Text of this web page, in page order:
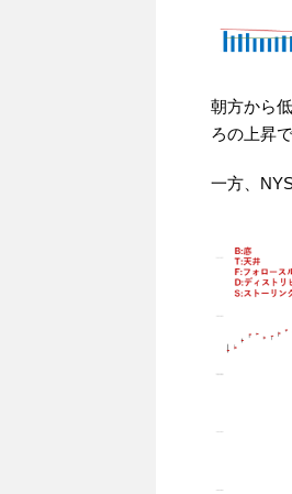
朝方から
ろの上昇
一方、